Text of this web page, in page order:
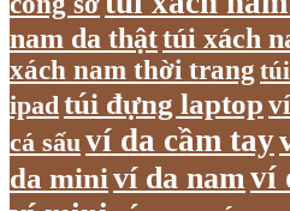
nam da thậttúi xách
xách nam thời trang
ipadtúi đựng laptop
cá sấuví da cầm tay
da miniví da namví